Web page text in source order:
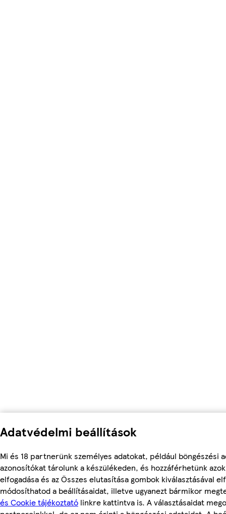
Adatvédelmi beállítások
Mi és 18 partnerünk személyes adatokat, például böngészési
azonosítókat tárolunk a készülékeden, és hozzáférhetünk
elfogadása és az Összes elutasítása gombok kiválasztásával
módosíthatod a beállításaidat, illetve ugyanezt bármikor
és Cookie tájékoztató linkre kattintva is. A választásaidat